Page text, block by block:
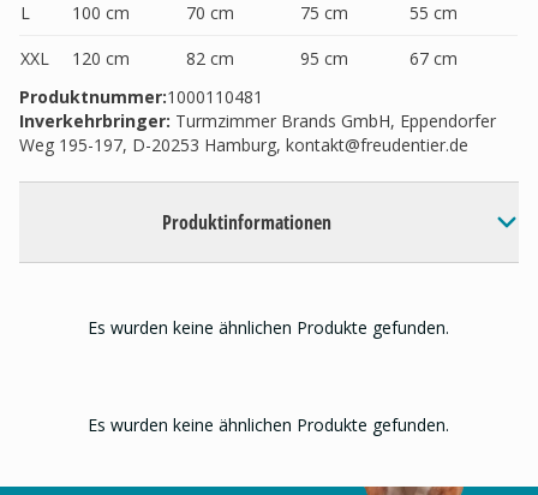
L
100 cm 70 cm 75 cm
55 cm
XXL
120 cm 82 cm 95 cm
67 cm
Produktnummer:1000110481
Inverkehrbringer: Turmzimmer Brands GmbH, Eppendorfer
Weg 195-197, D-20253 Hamburg, kontakt@freudentier.de
Produktinformationen
Es wurden keine ähnlichen Produkte gefunden.
Es wurden keine ähnlichen Produkte gefunden.